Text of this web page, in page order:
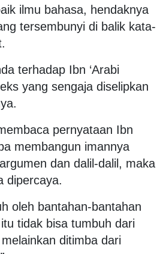
ilmu bahasa, hendaknya
tersembunyi di balik kata-
terhadap Ibn ‘Arabi
yang sengaja diselipkan
pernyataan Ibn
membangun imannya
dan dalil-dalil, maka
dipercaya.
oleh bantahan-bantahan
tidak bisa tumbuh dari
ditimba dari